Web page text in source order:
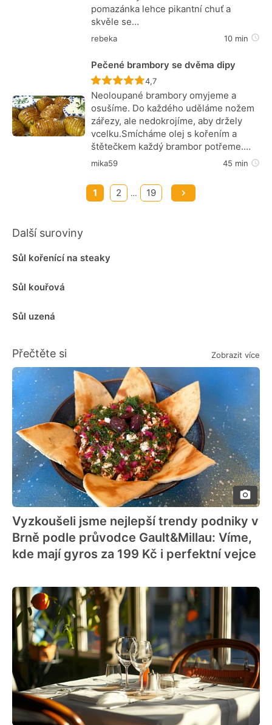
pomazánka lehce pikantní chuť a
skvěle se…
rebeka 10 min
Pečené brambory se dvěma dipy
Recept ještě nebyl hodnocen
4,7
Neoloupané brambory omyjeme a
osušíme. Do každého uděláme nožem
zářezy, ale nedokrojíme, aby držely
vcelku.Smícháme olej s kořením a
štětečkem každý brambor potřeme.…
mika59 45 min
1 2 … 19
Další suroviny
Sůl kořenící na steaky
Sůl kouřová
Sůl uzená
Přečtěte si Zobrazit více
Vyzkoušeli jsme nejlepší trendy podniky v
Brně podle průvodce Gault&Millau: Víme,
kde mají gyros za 199 Kč i perfektní vejce